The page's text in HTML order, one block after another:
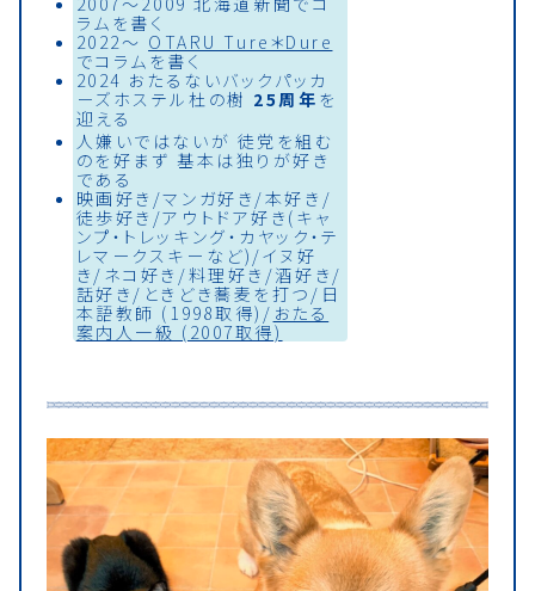
ラムを書く
2022〜 OTARU Ture＊Dure
でコラムを書く
2024 おたるないバックパッカ
ーズホステル杜の樹 25周年 を
迎える
人嫌いではないが 徒党を組む
のを好まず 基本は独りが好き
である
映画好き/マンガ好き/本好き/
徒歩好き/アウトドア好き(キャ
ンプ・トレッキング・カヤック・テ
レマークスキーなど)/イヌ好
き/ネコ好き/料理好き/酒好き/
話好き/ときどき蕎麦を打つ/日
本語教師 (1998取得)/ おたる
案内人一級 (2007取得)